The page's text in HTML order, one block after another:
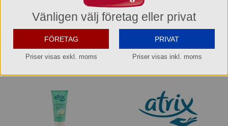
24 produkter
Vänligen välj företag eller privat
FÖRETAG
Priser visas exkl. moms
PRIVAT
Priser visas inkl. moms